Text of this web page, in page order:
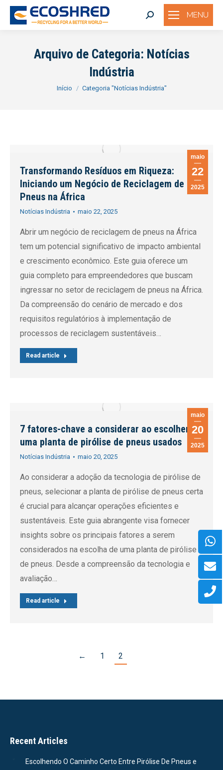
MENU
Search:
Arquivo de Categoria: Notícias
Indústria
Você está aqui:
Início Categoria "Notícias Indústria"
maio
22
2025
Transformando Resíduos em Riqueza:
Iniciando um Negócio de Reciclagem de
Pneus na África
Notícias Indústria maio 22, 2025
Abrir um negócio de reciclagem de pneus na África
tem um potencial significativo de impacto ambiental
e crescimento econômico. Este guia oferece um
guia completo para empreendedores que buscam
ingressar no setor de reciclagem de pneus na África.
Da compreensão do cenário de mercado e dos
requisitos regulatórios à implementação de
processos de reciclagem sustentáveis…
Read article
maio
20
2025
7 fatores-chave a considerar ao escolher
uma planta de pirólise de pneus usados
Notícias Indústria maio 20, 2025
Ao considerar a adoção da tecnologia de pirólise de
pneus, selecionar a planta de pirólise de pneus certa
é crucial para alcançar operações eficientes e
sustentáveis. Este guia abrangente visa fornecer
insights sobre os principais fatores a serem
considerados na escolha de uma planta de pirólise
de pneus. Desde a compreensão da tecnologia e
avaliação…
Read article
← 1 2
Recent Articles
Escolhendo O Caminho Certo Entre Pirólise De Pneus e